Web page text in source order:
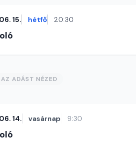
15. hétfő 20:30
ADÁST NÉZED
14. vasárnap 9:30